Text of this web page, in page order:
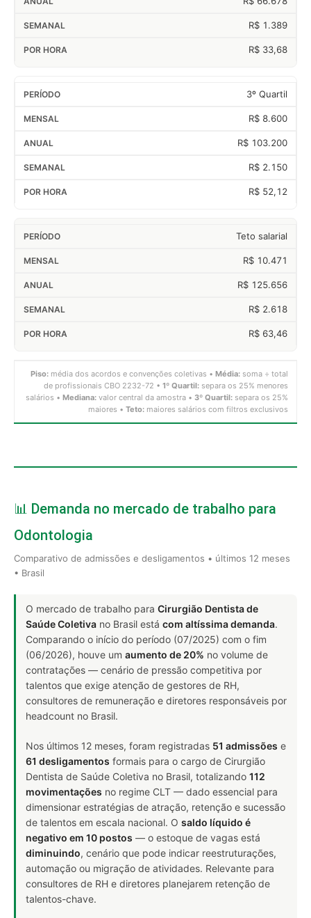
R$ 1.389
R$ 33,68
3º Quartil
R$ 8.600
R$ 103.200
R$ 2.150
R$ 52,12
Teto salarial
R$ 10.471
R$ 125.656
R$ 2.618
R$ 63,46
Piso: média dos acordos e convenções coletivas • Média: soma ÷ total
de profissionais CBO 2232-72 • 1º Quartil: separa os 25% menores
salários • Mediana: valor central da amostra • 3º Quartil: separa os 25%
maiores • Teto: maiores salários com filtros exclusivos
📊 Demanda no mercado de trabalho para
Odontologia
Comparativo de admissões e desligamentos • últimos 12 meses
• Brasil
O mercado de trabalho para Cirurgião Dentista de
Saúde Coletiva no Brasil está com altíssima demanda.
Comparando o início do período (07/2025) com o fim
(06/2026), houve um aumento de 20% no volume de
contratações — cenário de pressão competitiva por
talentos que exige atenção de gestores de RH,
consultores de remuneração e diretores responsáveis por
headcount no Brasil.
Nos últimos 12 meses, foram registradas 51 admissões e
61 desligamentos formais para o cargo de Cirurgião
Dentista de Saúde Coletiva no Brasil, totalizando 112
movimentações no regime CLT — dado essencial para
dimensionar estratégias de atração, retenção e sucessão
de talentos em escala nacional. O saldo líquido é
negativo em 10 postos — o estoque de vagas está
diminuindo, cenário que pode indicar reestruturações,
automação ou migração de atividades. Relevante para
consultores de RH e diretores planejarem retenção de
talentos-chave.